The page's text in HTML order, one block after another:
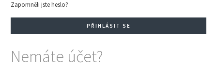
Zapomněli jste heslo?
Nemáte účet?